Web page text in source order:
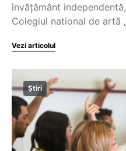
învățământ
Colegiul national de artă
Vezi articolul
Știri